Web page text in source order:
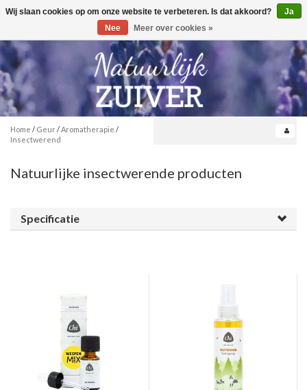
Toggle
0
Home / Geur/Aromatherapie /
Insectwerend
Natuurlijke insectwerende producten
Specificatie
Wij slaan cookies op om onze website te verbeteren. Is dat akkoord?
Ja
Nee
Meer over cookies »